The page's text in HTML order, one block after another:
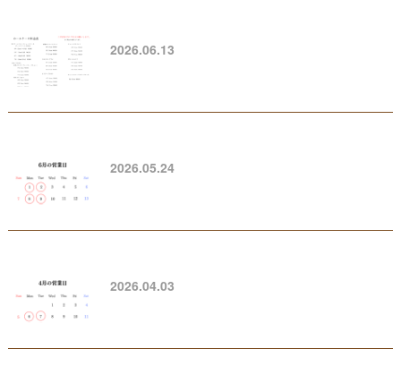
2026.06.13
2026.05.24
2026.04.03